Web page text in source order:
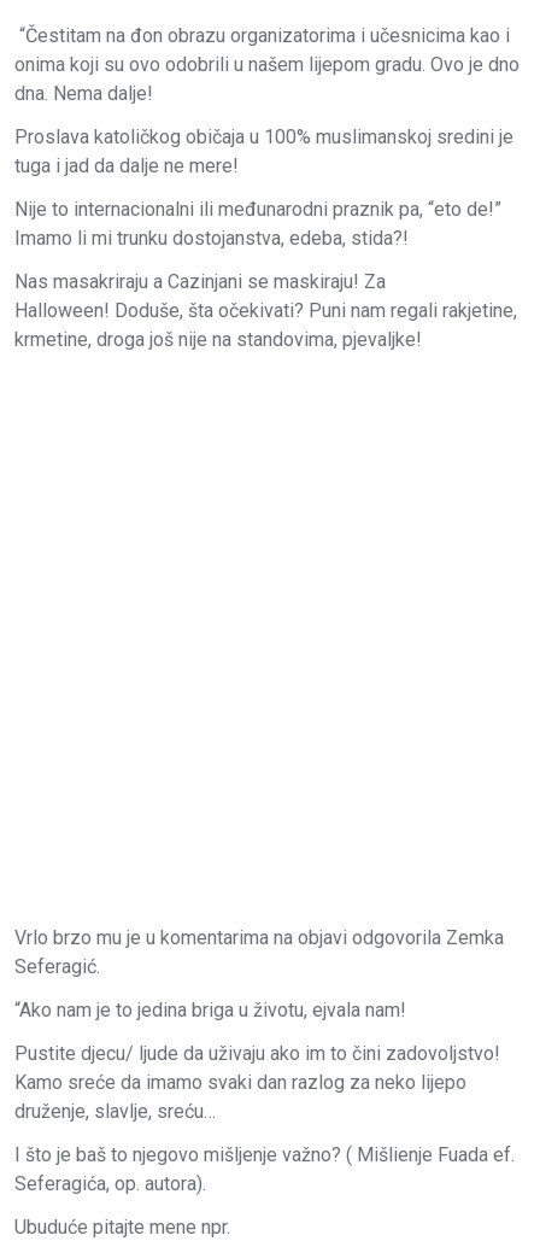
“Čestitam na đon obrazu organizatorima i učesnicima kao i
onima koji su ovo odobrili u našem lijepom gradu. Ovo je dno
dna. Nema dalje!
Proslava katoličkog običaja u 100% muslimanskoj sredini je
tuga i jad da dalje ne mere!
Nije to internacionalni ili međunarodni praznik pa, “eto de!”
Imamo li mi trunku dostojanstva, edeba, stida?!
Nas masakriraju a Cazinjani se maskiraju! Za
Halloween! Doduše, šta očekivati? Puni nam regali rakjetine,
krmetine, droga još nije na standovima, pjevaljke!
Vrlo brzo mu je u komentarima na objavi odgovorila Zemka
Seferagić.
“Ako nam je to jedina briga u životu, ejvala nam!
Pustite djecu/ ljude da uživaju ako im to čini zadovoljstvo!
Kamo sreće da imamo svaki dan razlog za neko lijepo
druženje, slavlje, sreću…
I što je baš to njegovo mišljenje važno? ( Mišlienje Fuada ef.
Seferagića, op. autora).
Ubuduće pitajte mene npr.